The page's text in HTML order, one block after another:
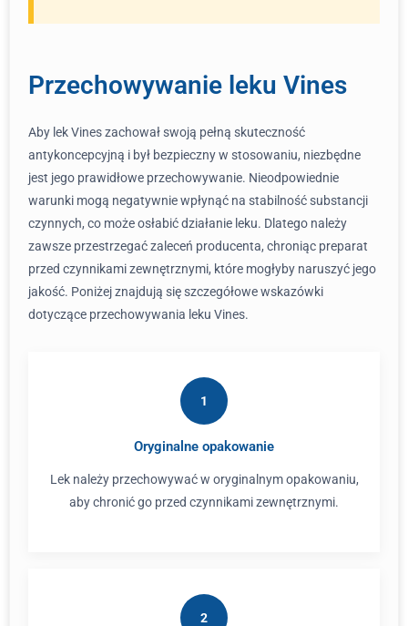
Przechowywanie leku Vines
Aby lek Vines zachował swoją pełną skuteczność
antykoncepcyjną i był bezpieczny w stosowaniu, niezbędne
jest jego prawidłowe przechowywanie. Nieodpowiednie
warunki mogą negatywnie wpłynąć na stabilność substancji
czynnych, co może osłabić działanie leku. Dlatego należy
zawsze przestrzegać zaleceń producenta, chroniąc preparat
przed czynnikami zewnętrznymi, które mogłyby naruszyć jego
jakość. Poniżej znajdują się szczegółowe wskazówki
dotyczące przechowywania leku Vines.
1
Oryginalne opakowanie
Lek należy przechowywać w oryginalnym opakowaniu,
aby chronić go przed czynnikami zewnętrznymi.
2